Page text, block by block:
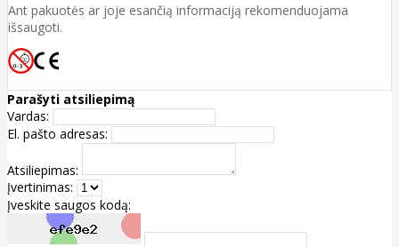
Ant pakuotės ar joje esančią informaciją rekomenduojama
išsaugoti.
Parašyti atsiliepimą
Vardas:
El. pašto adresas:
Atsiliepimas:
Įvertinimas:
Įveskite saugos kodą: